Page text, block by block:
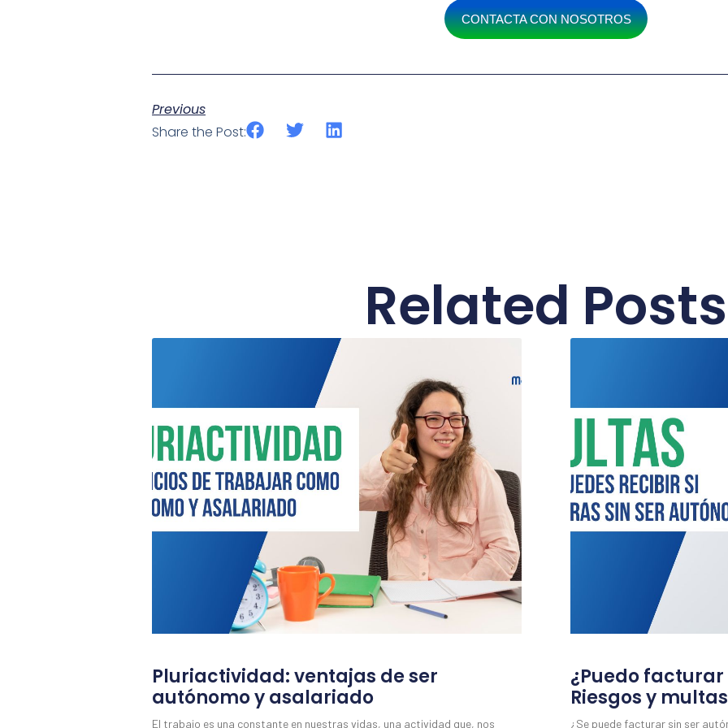
CONTACTA CON NOSOTROS
Previous
Share the Post:
Related Posts
Pluriactividad: ventajas de ser
autónomo y asalariado
El trabajo es una constante en nuestras vidas, una actividad que, nos
¿Puedo
Riesgos y multas
¿Se puede facturar sin ser